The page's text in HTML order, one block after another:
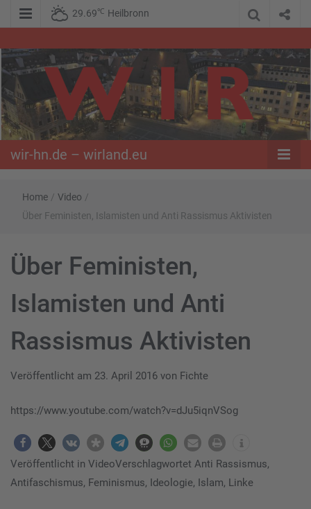
29.69℃ Heilbronn
wir-hn.de –
wirland.eu
wir-hn.de – wirland.eu
Home / Video /
Über Feministen, Islamisten und Anti Rassismus Aktivisten
Über Feministen,
Islamisten und Anti
Rassismus Aktivisten
Veröffentlicht am 23. April 2016 von Fichte
https://www.youtube.com/watch?v=dJu5iqnVSog
Veröffentlicht in VideoVerschlagwortet Anti Rassismus,
Antifaschismus, Feminismus, Ideologie, Islam, Linke